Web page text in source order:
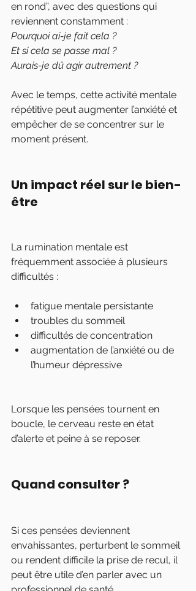
en rond”, avec des questions qui
reviennent constamment :
Pourquoi ai-je fait cela ?
Et si cela se passe mal ?
Aurais-je dû agir autrement ?
Avec le temps, cette activité mentale
répétitive peut augmenter l’anxiété et
empêcher de se concentrer sur le
moment présent.
Un impact réel sur le bien-
être
La rumination mentale est
fréquemment associée à plusieurs
difficultés :
fatigue mentale persistante
troubles du sommeil
difficultés de concentration
augmentation de l’anxiété ou de
l’humeur dépressive
Lorsque les pensées tournent en
boucle, le cerveau reste en état
d’alerte et peine à se reposer.
Quand consulter ?
Si ces pensées deviennent
envahissantes, perturbent le sommeil
ou rendent difficile la prise de recul, il
peut être utile d’en parler avec un